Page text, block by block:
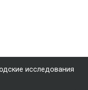
исследования